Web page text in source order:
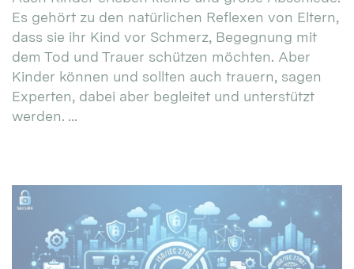
Es gehört zu den natürlichen Reflexen von Eltern,
dass sie ihr Kind vor Schmerz, Begegnung mit
dem Tod und Trauer schützen möchten. Aber
Kinder können und sollten auch trauern, sagen
Experten, dabei aber begleitet und unterstützt
werden. ...